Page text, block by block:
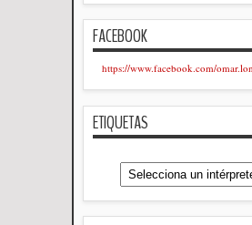
FACEBOOK
https://www.facebook.com/
ETIQUETAS